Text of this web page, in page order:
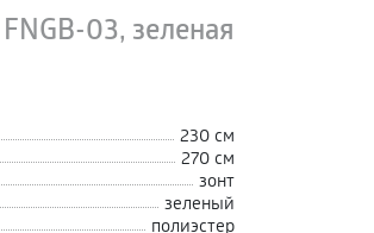
03, зеленая
230 см
270 см
зонт
зеленый
полиэстер